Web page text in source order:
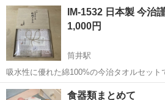
IM-1532 日本製 今治
1,000円
筒井駅
吸水性に優れた綿100%の今治タオルセット
徴です。 頂いたものですが、使用せず自宅で長期保管していたものに
なります。 木箱の上から包装紙に包んだ状
青森 青森市 筒井駅 家庭用品
食器類まとめて